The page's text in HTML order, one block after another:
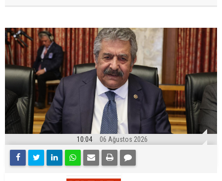
10:04 06 Ağustos 2026